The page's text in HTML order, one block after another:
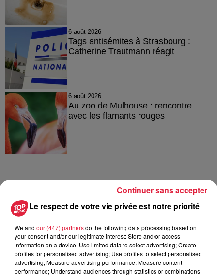
6 août 2026
Tags antisémites à Strasbourg :
Catherine Trautmann réagit
6 août 2026
Au zoo de Mulhouse : rencontre
avec les flamants rouges
À découvrir également
Le respect de votre vie privée est notre priorité
We and our (447) partnersdo the following data processing based on
your consent and/or our legitimate interest: Store and/or access
information on a device; Use limited data to select advertising; Create
profiles for personalised advertising; Use profiles to select personalised
advertising; Measure advertising performance; Measure content
performance; Understand audiences through statistics or combinations
Continuer sans accepter